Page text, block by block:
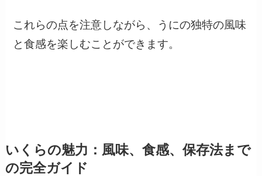
これらの点を注意しながら、うにの独特の風味
と食感を楽しむことができます。
いくらの魅力：風味、食感、保存法まで
の完全ガイド